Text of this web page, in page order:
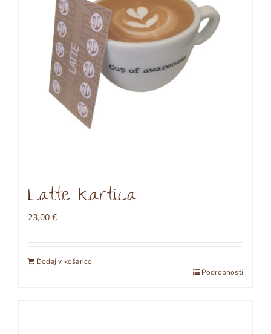
Latte kartica
23,00€
Dodaj v košarico
Podrobnosti